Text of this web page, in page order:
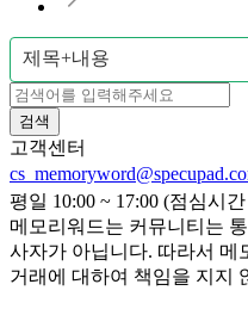
제목+내용
검색
고객센터
평일 10:00 ~ 17:00 (점심시
메모리워드는 커뮤니티는
사자가 아닙니다. 따라서 메
거래에 대하여 책임을 지지